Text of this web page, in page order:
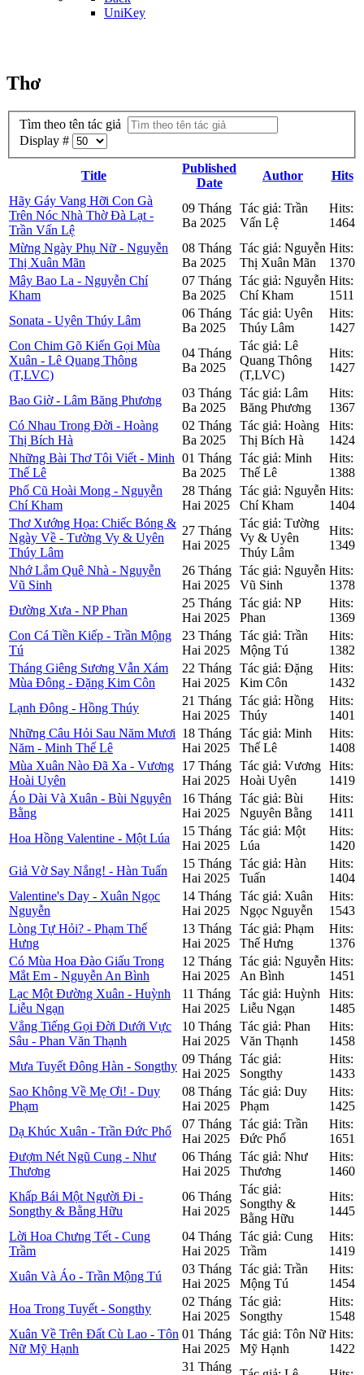
UniKey
Thơ
Tìm theo tên tác giả
Display #
Title
Published
Date
Author
Hits
Hãy Gáy Vang Hỡi Con Gà
Trên Nóc Nhà Thờ Đà Lạt -
Trần Vấn Lệ
09 Tháng
Ba 2025
Tác giả: Trần
Vấn Lệ
Hits:
1464
Mừng Ngày Phụ Nữ - Nguyễn
Thị Xuân Mãn
08 Tháng
Ba 2025
Tác giả: Nguyễn
Thị Xuân Mãn
Hits:
1370
Mây Bao La - Nguyễn Chí
Kham
07 Tháng
Ba 2025
Tác giả: Nguyễn
Chí Kham
Hits:
1511
Sonata - Uyên Thúy Lâm
06 Tháng
Ba 2025
Tác giả: Uyên
Thúy Lâm
Hits:
1427
Con Chim Gõ Kiến Gọi Mùa
Xuân - Lê Quang Thông
(T,LVC)
04 Tháng
Ba 2025
Tác giả: Lê
Quang Thông
(T,LVC)
Hits:
1427
Bao Giờ - Lâm Băng Phương
03 Tháng
Ba 2025
Tác giả: Lâm
Băng Phương
Hits:
1367
Có Nhau Trong Đời - Hoàng
Thị Bích Hà
02 Tháng
Ba 2025
Tác giả: Hoàng
Thị Bích Hà
Hits:
1424
Những Bài Thơ Tôi Viết - Minh
Thế Lê
01 Tháng
Ba 2025
Tác giả: Minh
Thế Lê
Hits:
1388
Phố Cũ Hoài Mong - Nguyễn
Chí Kham
28 Tháng
Hai 2025
Tác giả: Nguyễn
Chí Kham
Hits:
1404
Thơ Xướng Họa: Chiếc Bóng &
Ngày Về - Tường Vy & Uyên
Thúy Lâm
27 Tháng
Hai 2025
Tác giả: Tường
Vy & Uyên
Thúy Lâm
Hits:
1349
Nhớ Lắm Quê Nhà - Nguyễn
Vũ Sinh
26 Tháng
Hai 2025
Tác giả: Nguyễn
Vũ Sinh
Hits:
1378
Đường Xưa - NP Phan
25 Tháng
Hai 2025
Tác giả: NP
Phan
Hits:
1369
Con Cá Tiền Kiếp - Trần Mộng
Tú
23 Tháng
Hai 2025
Tác giả: Trần
Mộng Tú
Hits:
1382
Tháng Giêng Sương Vẫn Xám
Mùa Đông - Đặng Kim Côn
22 Tháng
Hai 2025
Tác giả: Đặng
Kim Côn
Hits:
1432
Lạnh Đông - Hồng Thúy
21 Tháng
Hai 2025
Tác giả: Hồng
Thúy
Hits:
1401
Những Câu Hỏi Sau Năm Mươi
Năm - Minh Thế Lê
18 Tháng
Hai 2025
Tác giả: Minh
Thế Lê
Hits:
1408
Mùa Xuân Nào Đã Xa - Vương
Hoài Uyên
17 Tháng
Hai 2025
Tác giả: Vương
Hoài Uyên
Hits:
1419
Áo Dài Và Xuân - Bùi Nguyên
Bằng
16 Tháng
Hai 2025
Tác giả: Bùi
Nguyên Bằng
Hits:
1411
Hoa Hồng Valentine - Một Lúa
15 Tháng
Hai 2025
Tác giả: Một
Lúa
Hits:
1420
Giả Vờ Say Nắng! - Hàn Tuấn
15 Tháng
Hai 2025
Tác giả: Hàn
Tuấn
Hits:
1404
Valentine's Day - Xuân Ngọc
Nguyễn
14 Tháng
Hai 2025
Tác giả: Xuân
Ngọc Nguyễn
Hits:
1543
Lòng Tự Hỏi? - Phạm Thế
Hưng
13 Tháng
Hai 2025
Tác giả: Phạm
Thế Hưng
Hits:
1376
Có Mùa Hoa Đào Giấu Trong
Mắt Em - Nguyễn An Bình
12 Tháng
Hai 2025
Tác giả: Nguyễn
An Bình
Hits:
1451
Lạc Một Đường Xuân - Huỳnh
Liễu Ngạn
11 Tháng
Hai 2025
Tác giả: Huỳnh
Liễu Ngạn
Hits:
1485
Vẳng Tiếng Gọi Đời Dưới Vực
Sâu - Phan Văn Thạnh
10 Tháng
Hai 2025
Tác giả: Phan
Văn Thạnh
Hits:
1458
Mưa Tuyết Đông Hàn - Songthy
09 Tháng
Hai 2025
Tác giả:
Songthy
Hits:
1433
Sao Không Về Mẹ Ơi! - Duy
Phạm
08 Tháng
Hai 2025
Tác giả: Duy
Phạm
Hits:
1425
Dạ Khúc Xuân - Trần Đức Phổ
07 Tháng
Hai 2025
Tác giả: Trần
Đức Phổ
Hits:
1651
Đượm Nét Ngũ Cung - Như
Thương
06 Tháng
Hai 2025
Tác giả: Như
Thương
Hits:
1460
Khấp Bái Một Người Đi -
Songthy & Bằng Hữu
06 Tháng
Hai 2025
Tác giả:
Songthy &
Bằng Hữu
Hits:
1445
Lời Hoa Chưng Tết - Cung
Trầm
04 Tháng
Hai 2025
Tác giả: Cung
Trầm
Hits:
1419
Xuân Và Áo - Trần Mộng Tú
03 Tháng
Hai 2025
Tác giả: Trần
Mộng Tú
Hits:
1454
Hoa Trong Tuyết - Songthy
02 Tháng
Hai 2025
Tác giả:
Songthy
Hits:
1548
Xuân Về Trên Đất Cù Lao - Tôn
Nữ Mỹ Hạnh
01 Tháng
Hai 2025
Tác giả: Tôn Nữ
Mỹ Hạnh
Hits:
1422
31 Tháng